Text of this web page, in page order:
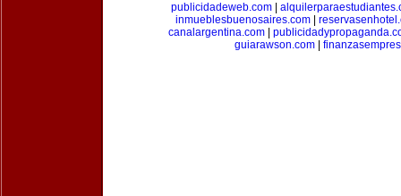
publicidadeweb.com|
inmueblesbuenosaires.com
canalargentina.com|
guiarawson.com|